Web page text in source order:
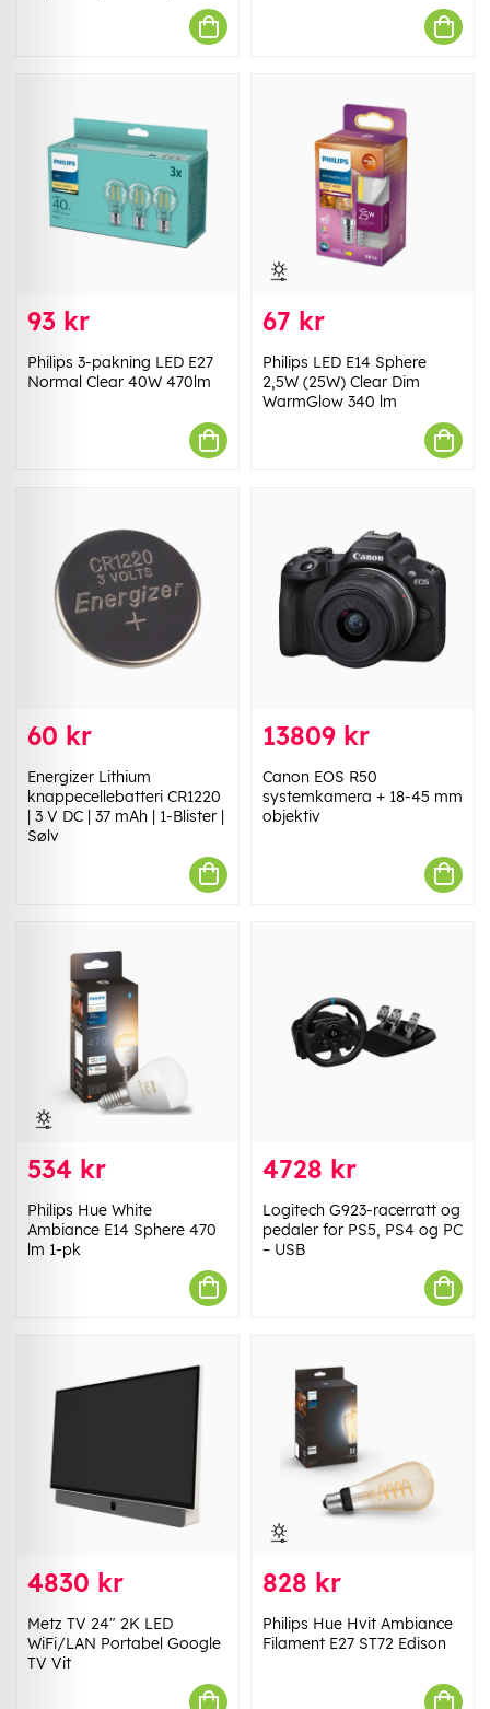
93 kr
Philips 3-pakning LED E27
Normal Clear 40W 470lm
67 kr
Philips LED E14 Sphere
2,5W (25W) Clear Dim
WarmGlow 340 lm
60 kr
Energizer Lithium
knappecellebatteri CR1220
| 3 V DC | 37 mAh | 1-Blister |
Sølv
13809 kr
Canon EOS R50
systemkamera + 18-45 mm
objektiv
534 kr
Philips Hue White
Ambiance E14 Sphere 470
lm 1-pk
4728 kr
Logitech G923-racerratt og
pedaler for PS5, PS4 og PC
– USB
4830 kr
Metz TV 24" 2K LED
WiFi/LAN Portabel Google
TV Vit
828 kr
Philips Hue Hvit Ambiance
Filament E27 ST72 Edison